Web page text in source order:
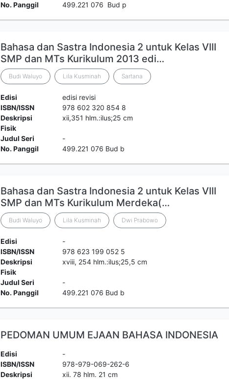
No. Panggil
499.221 076 Bud p
Bahasa dan Sastra Indonesia 2 untuk Kelas VIII
SMP dan MTs Kurikulum 2013 edi…
Budi Waluyo Lila Kusminah Sartana
Edisi
edisi revisi
ISBN/ISSN
978 602 320 854 8
Deskripsi
Fisik
xii,351 hlm.:ilus;25 cm
Judul Seri
-
No. Panggil
499.221 076 Bud b
Bahasa dan Sastra Indonesia 2 untuk Kelas VIII
SMP dan MTs Kurikulum Merdeka(…
Budi Waluyo Lila Kusminah Dwi Prabowo
Edisi
-
ISBN/ISSN
978 623 199 052 5
Deskripsi
Fisik
xviii, 254 hlm.:ilus;25,5 cm
Judul Seri
-
No. Panggil
499.221 076 Bud b
PEDOMAN UMUM EJAAN BAHASA INDONESIA
Edisi
-
ISBN/ISSN
978-979-069-262-6
Deskripsi
xii. 78 hlm. 21 cm